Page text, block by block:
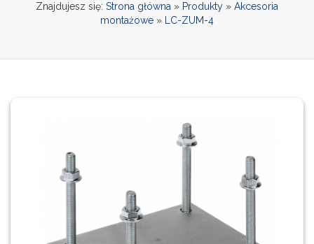
Znajdujesz się: Strona główna » Produkty » Akcesoria
montażowe » LC-ZUM-4